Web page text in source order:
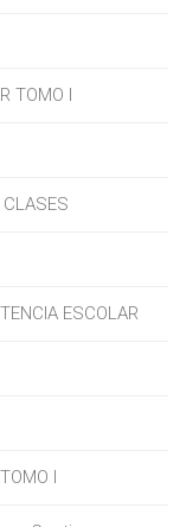
TOMO I
CLASES
ESCOLAR
I